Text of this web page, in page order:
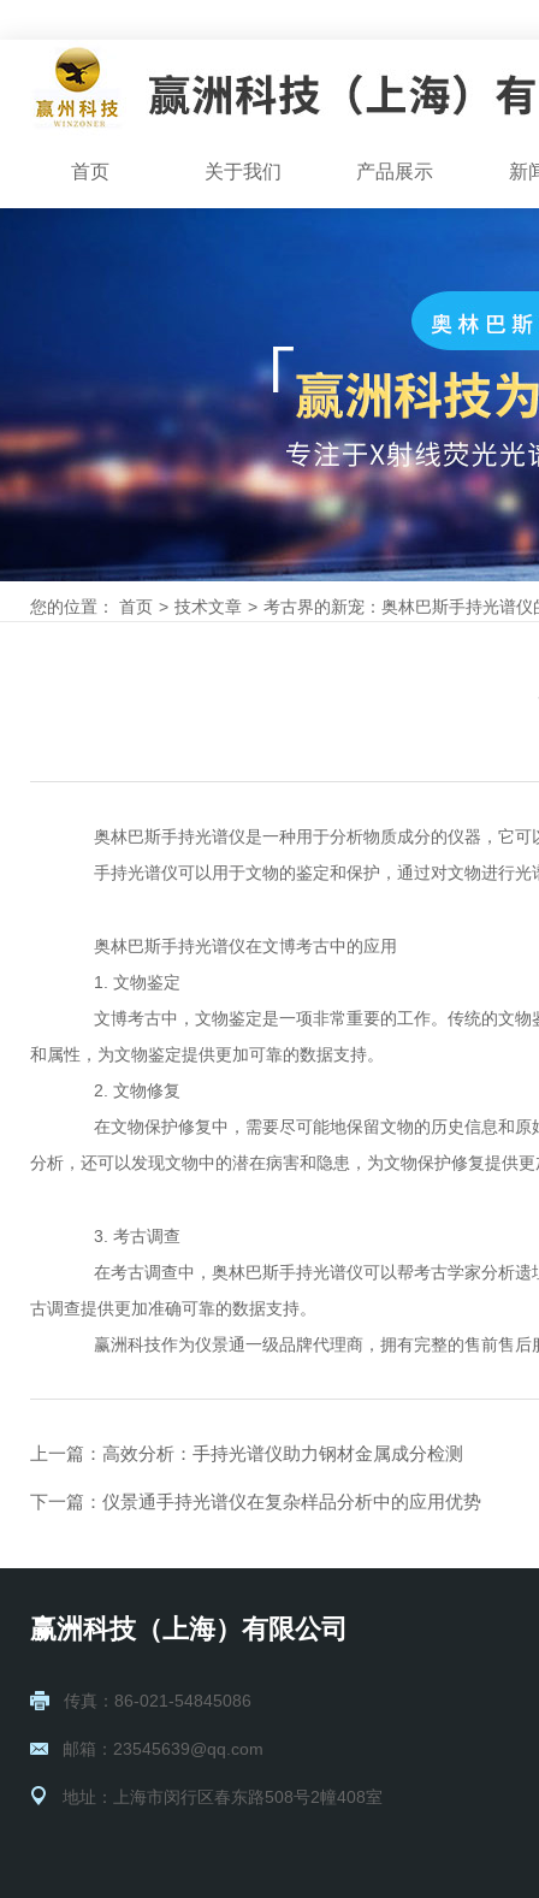
首页 关于我们 产品展示 新
您的位置： 首页 > 技术文章 > 考古界的新宠：奥林巴斯手持光谱仪
奥林巴斯手持光谱仪是一种用于分析物质成分的仪器，它可
手持光谱仪可以用于文物的鉴定和保护，通过对文物进行光
奥林巴斯手持光谱仪在文博考古中的应用
1. 文物鉴定
文博考古中，文物鉴定是一项非常重要的工作。传统的文物
和属性，为文物鉴定提供更加可靠的数据支持。
2. 文物修复
在文物保护修复中，需要尽可能地保留文物的历史信息和原
分析，还可以发现文物中的潜在病害和隐患，为文物保护修复提供
3. 考古调查
在考古调查中，奥林巴斯手持光谱仪可以帮考古学家分析遗
古调查提供更加准确可靠的数据支持。
赢洲科技作为仪景通一级品牌代理商，拥有完整的售前售后
上一篇： 高效分析：手持光谱仪助力钢材金属成分检测
下一篇： 仪景通手持光谱仪在复杂样品分析中的应用优势
赢洲科技（上海）有限公司
传真：86-021-54845086
邮箱：23545639@qq.com
地址：上海市闵行区春东路508号2幢408室